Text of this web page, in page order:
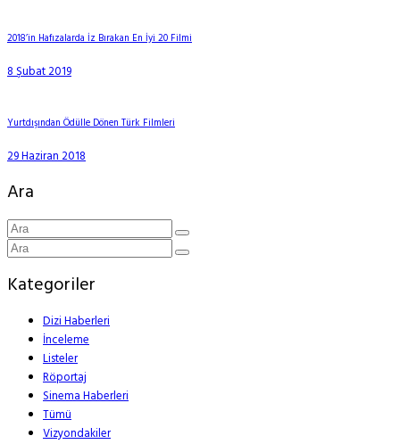
2018’in Hafızalarda İz Bırakan En İyi 20 Filmi
8 Şubat 2019
Yurtdışından Ödülle Dönen Türk Filmleri
29 Haziran 2018
Ara
Kategoriler
Dizi Haberleri
İnceleme
Listeler
Röportaj
Sinema Haberleri
Tümü
Vizyondakiler